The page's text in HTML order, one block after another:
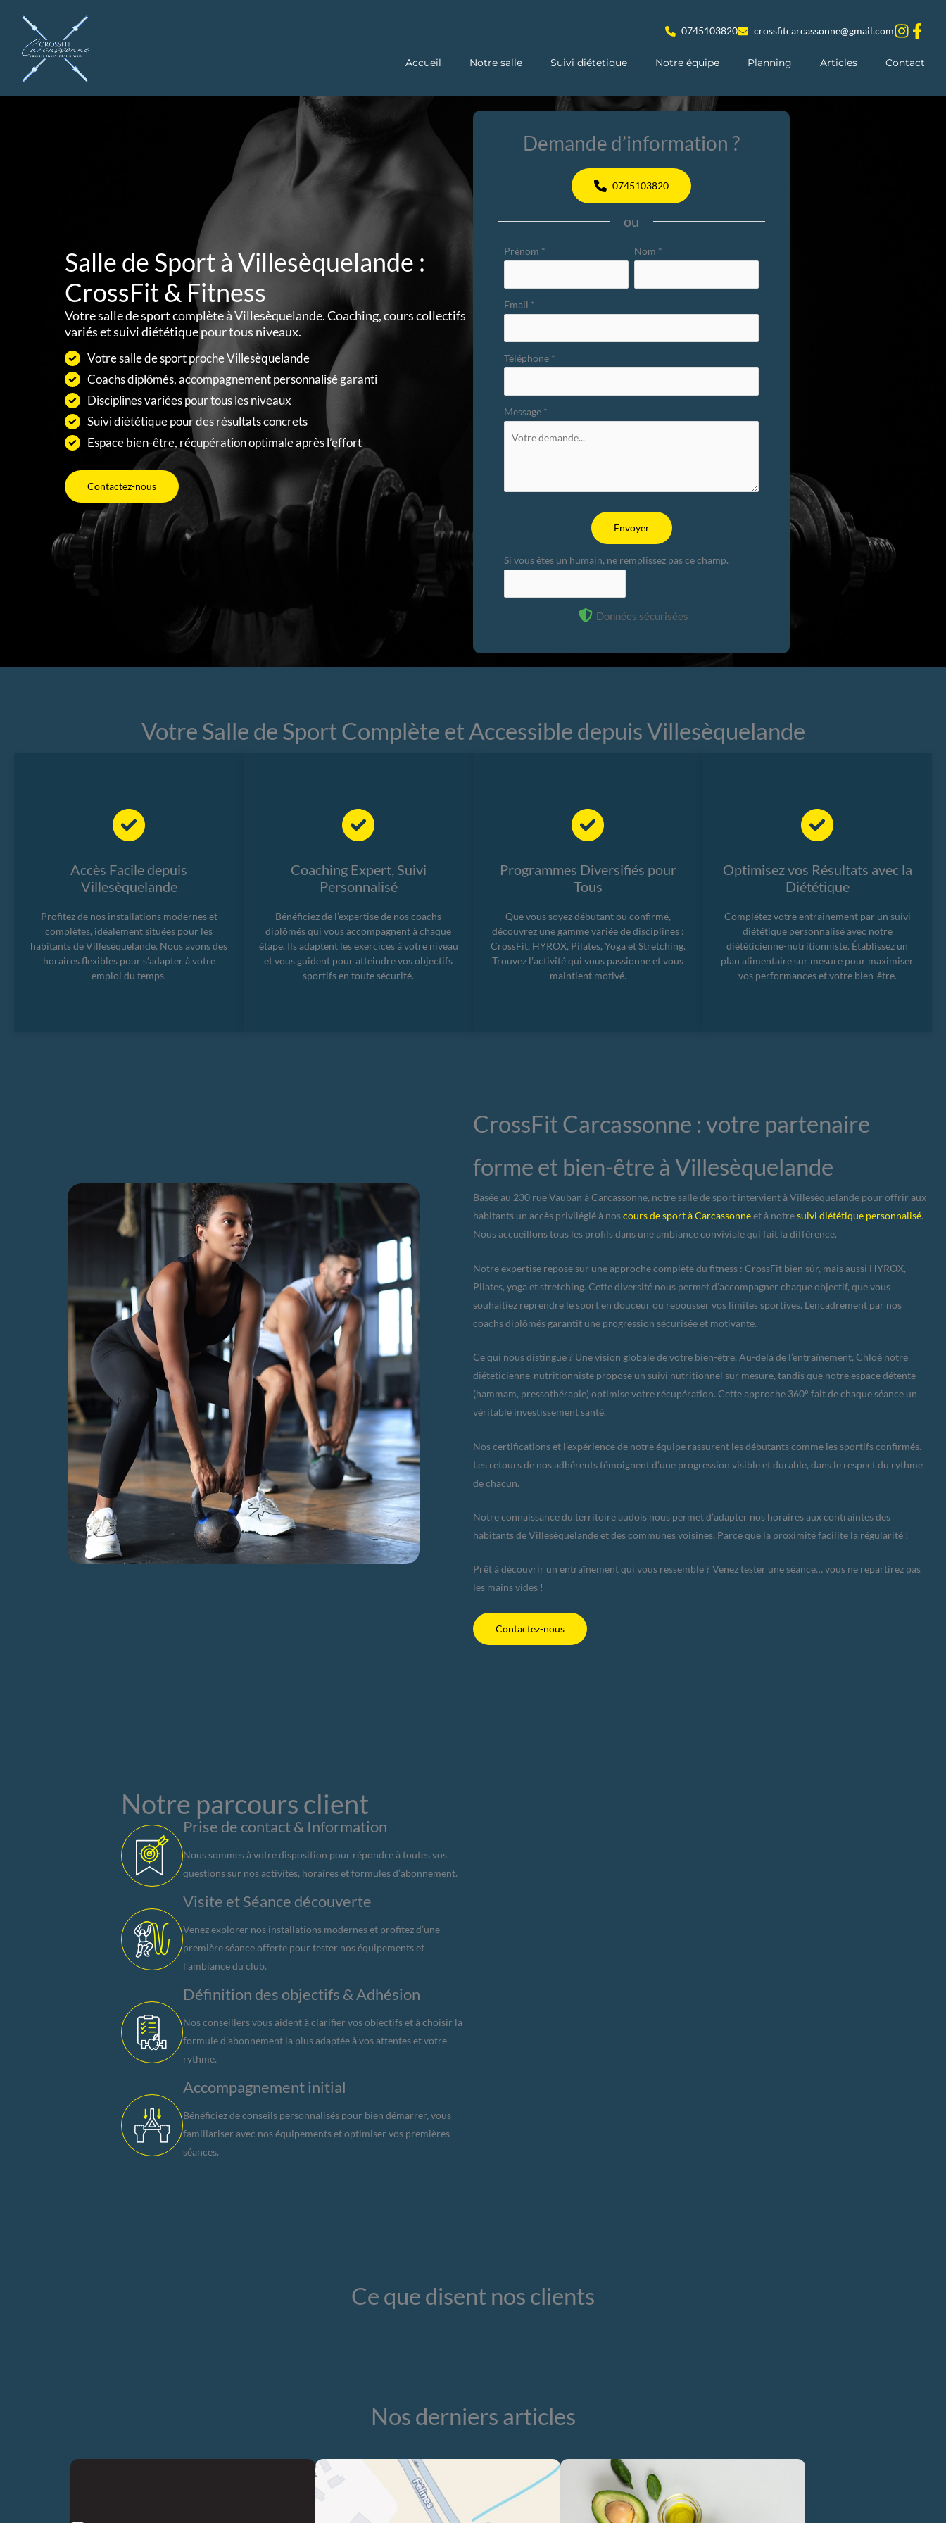
contenu
Accueil Notre salle Suivi diétetique Notre équipe Planning Articles Contact
0745103820 crossfitcarcassonne@gmail.com
Salle de Sport à Villesèquelande :
CrossFit & Fitness
Votre salle de sport complète à Villesèquelande. Coaching, cours collectifs
variés et suivi diététique pour tous niveaux.
Votre salle de sport proche Villesèquelande
Coachs diplômés, accompagnement personnalisé garanti
Disciplines variées pour tous les niveaux
Suivi diététique pour des résultats concrets
Espace bien-être, récupération optimale après l’effort
Contactez-nous
Demande d’information ?
0745103820
ou
Formulaire
avec
téléphone
Prénom * Nom *
Email *
Téléphone *
Message *
Envoyer
Si vous êtes un humain, ne remplissez pas ce champ.
Données sécurisées
Votre Salle de Sport Complète et Accessible depuis Villesèquelande
Accès Facile depuis
Villesèquelande
Profitez de nos installations modernes et
complètes, idéalement situées pour les
habitants de Villesèquelande. Nous avons des
horaires flexibles pour s’adapter à votre
emploi du temps.
Coaching Expert, Suivi
Personnalisé
Bénéficiez de l’expertise de nos coachs
diplômés qui vous accompagnent à chaque
étape. Ils adaptent les exercices à votre niveau
et vous guident pour atteindre vos objectifs
sportifs en toute sécurité.
Programmes Diversifiés pour
Tous
Que vous soyez débutant ou confirmé,
découvrez une gamme variée de disciplines :
CrossFit, HYROX, Pilates, Yoga et Stretching.
Trouvez l’activité qui vous passionne et vous
maintient motivé.
Optimisez vos Résultats avec la
Diététique
Complétez votre entraînement par un suivi
diététique personnalisé avec notre
diététicienne-nutritionniste. Établissez un
plan alimentaire sur mesure pour maximiser
vos performances et votre bien-être.
CrossFit Carcassonne : votre partenaire
forme et bien-être à Villesèquelande
Basée au 230 rue Vauban à Carcassonne, notre salle de sport intervient à Villesèquelande pour offrir aux
habitants un accès privilégié à noscours de sport à Carcassonneet à notresuivi diététique personnalisé.
Nous accueillons tous les profils dans une ambiance conviviale qui fait la différence.
Notre expertise repose sur une approche complète du fitness : CrossFit bien sûr, mais aussi HYROX,
Pilates, yoga et stretching. Cette diversité nous permet d’accompagner chaque objectif, que vous
souhaitiez reprendre le sport en douceur ou repousser vos limites sportives. L’encadrement par nos
coachs diplômés garantit une progression sécurisée et motivante.
Ce qui nous distingue ? Une vision globale de votre bien-être. Au-delà de l’entraînement, Chloé notre
diététicienne-nutritionniste propose un suivi nutritionnel sur mesure, tandis que notre espace détente
(hammam, pressothérapie) optimise votre récupération. Cette approche 360° fait de chaque séance un
véritable investissement santé.
Nos certifications et l’expérience de notre équipe rassurent les débutants comme les sportifs confirmés.
Les retours de nos adhérents témoignent d’une progression visible et durable, dans le respect du rythme
de chacun.
Notre connaissance du territoire audois nous permet d’adapter nos horaires aux contraintes des
habitants de Villesèquelande et des communes voisines. Parce que la proximité facilite la régularité !
Prêt à découvrir un entraînement qui vous ressemble ? Venez tester une séance… vous ne repartirez pas
les mains vides !
Contactez-nous
Notre parcours client
Prise de contact & Information
Nous sommes à votre disposition pour répondre à toutes vos
questions sur nos activités, horaires et formules d’abonnement.
Visite et Séance découverte
Venez explorer nos installations modernes et profitez d’une
première séance offerte pour tester nos équipements et
l’ambiance du club.
Définition des objectifs & Adhésion
Nos conseillers vous aident à clarifier vos objectifs et à choisir la
formule d’abonnement la plus adaptée à vos attentes et votre
rythme.
Accompagnement initial
Bénéficiez de conseils personnalisés pour bien démarrer, vous
familiariser avec nos équipements et optimiser vos premières
séances.
Ce que disent nos clients
Nos derniers articles